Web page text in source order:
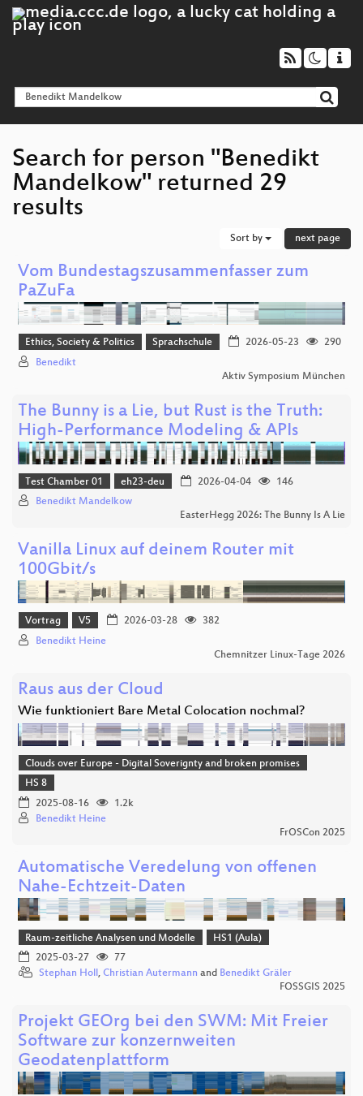
Search for person "Benedikt
Mandelkow" returned 29
results
Sort by next page
Vom Bundestagszusammenfasser zum
PaZuFa
Ethics, Society & Politics Sprachschule 2026-05-23
290
Benedikt
Aktiv Symposium München
The Bunny is a Lie, but Rust is the Truth:
High-Performance Modeling & APIs
Test Chamber 01 eh23-deu 2026-04-04
146
Benedikt Mandelkow
EasterHegg 2026: The Bunny Is A Lie
Vanilla Linux auf deinem Router mit
100Gbit/s
Vortrag V5 2026-03-28
382
Benedikt Heine
Chemnitzer Linux-Tage 2026
Raus aus der Cloud
Wie funktioniert Bare Metal Colocation nochmal?
Clouds over Europe - Digital Soverignty and broken promises
HS 8
2025-08-16
1.2k
Benedikt Heine
FrOSCon 2025
Automatische Veredelung von offenen
Nahe-Echtzeit-Daten
Raum-zeitliche Analysen und Modelle
HS1 (Aula)
2025-03-27
77
Stephan Holl, Christian Autermann and Benedikt Gräler
FOSSGIS 2025
Projekt GEOrg bei den SWM: Mit Freier
Software zur konzernweiten
Geodatenplattform